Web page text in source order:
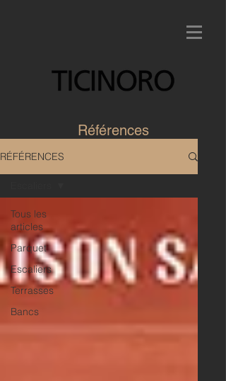
Références
RÉFÉRENCES
Tous les
articles
Parquet
Escaliers
Terrasses
Bancs